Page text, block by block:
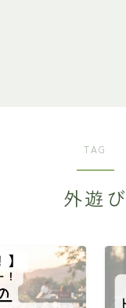
TAG
外遊び